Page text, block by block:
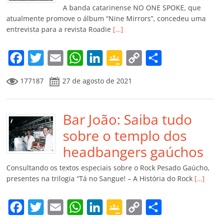
k ss
ro
o
m
ar
A banda catarinense NO ONE SPOKE, que
atualmente promove o álbum “Nine Mirrors”, concedeu uma
entrevista para a revista Roadie […]
F
a
c
e
b
o
o
k
T
w
itt
er
E
m
ai
l
W
at
s
A
p
p
Li
n
k
e
dI
n
G
o
o
gl
e
Cl
a
ss
ro
o
C
y
Li
n
k
p
ar
til
h
ar
177187 27 de agosto de 2021
Bar João: Saiba tudo
sobre o templo dos
headbangers gaúchos
Consultando os textos especiais sobre o Rock Pesado Gaúcho,
presentes na trilogia “Tá no Sangue! – A História do Rock […]
F T E W Li G C